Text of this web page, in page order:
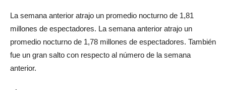
La semana anterior atrajo un promedio nocturno de 1,81
millones de espectadores. La semana anterior atrajo un
promedio nocturno de 1,78 millones de espectadores. También
fue un gran salto con respecto al número de la semana
anterior.